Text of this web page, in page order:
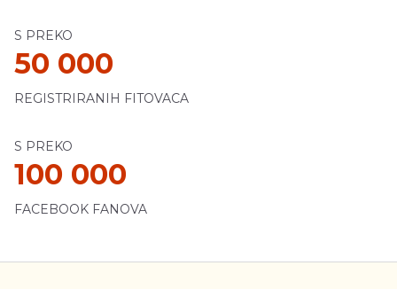
S PREKO
50 000
REGISTRIRANIH FITOVACA
S PREKO
100 000
FACEBOOK FANOVA